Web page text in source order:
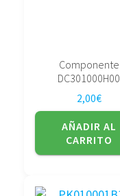
Componente
DC301000H00
2,00€
AÑADIR AL
CARRITO